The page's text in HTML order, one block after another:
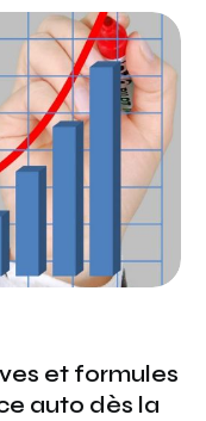
et formules
auto dès la